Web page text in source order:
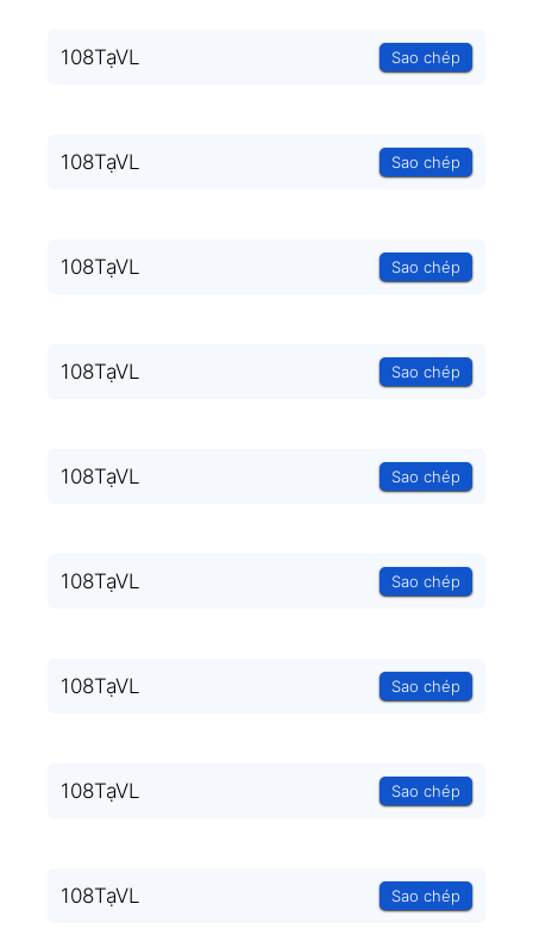
108TạVL Sao chép
108TạVL Sao chép
108TạVL Sao chép
108TạVL Sao chép
108TạVL Sao chép
108TạVL Sao chép
108TạVL Sao chép
108TạVL Sao chép
108TạVL Sao chép